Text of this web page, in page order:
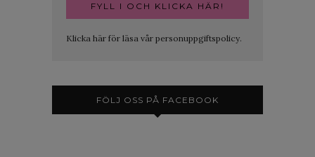
Klicka här för läsa vår personuppgiftspolicy.
FÖLJ OSS PÅ FACEBOOK